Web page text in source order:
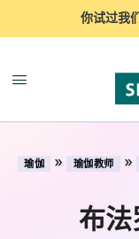
你试过我
瑜伽 » 瑜伽教师 »
布法